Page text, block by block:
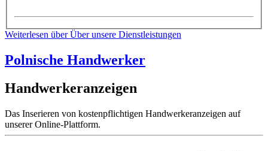
Weiterlesen über Über unsere Dienstleistungen
Polnische Handwerker
Handwerkeranzeigen
Das Inserieren von kostenpflichtigen Handwerkeranzeigen auf
unserer Online-Plattform.